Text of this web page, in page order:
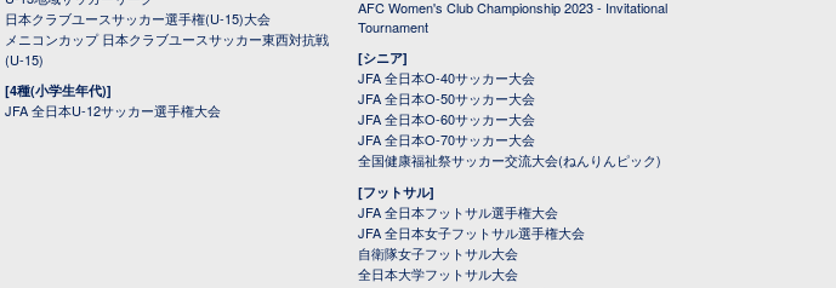
日本クラブユースサッカー選手権(U-15)大会
メニコンカップ 日本クラブユースサッカー東西対抗戦
(U-15)
[4種(小学生年代)]
JFA 全日本U-12サッカー選手権大会
AFC Women's Club Championship 2023 - Invitational
Tournament
[シニア]
JFA 全日本O-40サッカー大会
JFA 全日本O-50サッカー大会
JFA 全日本O-60サッカー大会
JFA 全日本O-70サッカー大会
全国健康福祉祭サッカー交流大会(ねんりんピック)
[フットサル]
JFA 全日本フットサル選手権大会
JFA 全日本女子フットサル選手権大会
自衛隊女子フットサル大会
全日本大学フットサル大会